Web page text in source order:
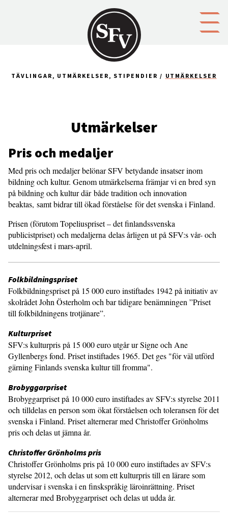
TÄVLINGAR, UTMÄRKELSER, STIPENDIER UTMÄRKELSER
Utmärkelser
Pris och medaljer
Med pris och medaljer belönar SFV betydande insatser inom
bildning och kultur. Genom utmärkelserna främjar vi en bred syn
på bildning och kultur där både tradition och innovation
beaktas, samt bidrar till ökad förståelse för det svenska i Finland.
Prisen (förutom Topeliuspriset – det finlandssvenska
publicistpriset) och medaljerna delas årligen ut på SFV:s vår- och
utdelningsfest i mars-april.
Folkbildningspriset
Folkbildningspriset på 15 000 euro instiftades 1942 på initiativ av
skolrådet John Österholm och bar tidigare benämningen ”Priset
till folkbildningens trotjänare”.
Kulturpriset
SFV:s kulturpris på 15 000 euro utgår ur Signe och Ane
Gyllenbergs fond. Priset instiftades 1965. Det ges "för väl utförd
gärning Finlands svenska kultur till fromma".
Brobyggarpriset
Brobyggarpriset på 10 000 euro instiftades av SFV:s styrelse 2011
och tilldelas en person som ökat förståelsen och toleransen för det
svenska i Finland. Priset alternerar med Christoffer Grönholms
pris och delas ut jämna år.
Christoffer Grönholms pris
Christoffer Grönholms pris på 10 000 euro instiftades av SFV:s
styrelse 2012, och delas ut som ett kulturpris till en lärare som
undervisar i svenska i en finskspråkig läroinrättning. Priset
alternerar med Brobyggarpriset och delas ut udda år.